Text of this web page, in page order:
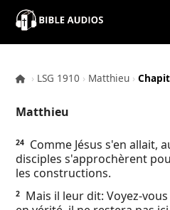
×
Contacts
About
› LSG 1910 › Matthieu ›
Matthieu
24
Comme Jésus s'en allait,
disciples s'approchèrent
les constructions.
2
Mais il leur dit: Voyez-